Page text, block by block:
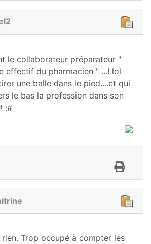
le collaborateur préparateur "
effectif du pharmacien " ...! lol
une balle dans le pied....et qui
le bas la profession dans son
:#
rien. Trop occupé à compter les